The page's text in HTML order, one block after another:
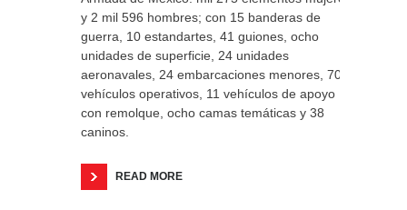
y 2 mil 596 hombres; con 15 banderas de
guerra, 10 estandartes, 41 guiones, ocho
unidades de superficie, 24 unidades
aeronavales, 24 embarcaciones menores, 70
vehículos operativos, 11 vehículos de apoyo
con remolque, ocho camas temáticas y 38
caninos.
READ MORE